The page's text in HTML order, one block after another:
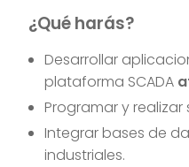
¿Qué harás?
Desarrollar
plataforma SCADA
Programar y
Integrar bases de
industriales.